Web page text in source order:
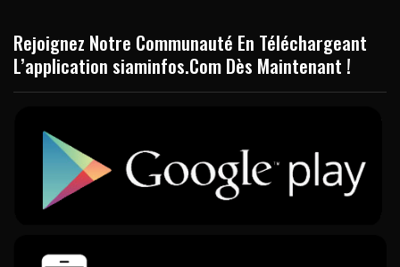
Rejoignez Notre Communauté En Téléchargeant
L’application siaminfos.Com Dès Maintenant !